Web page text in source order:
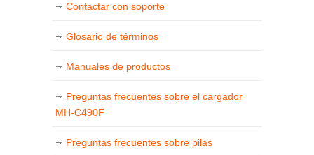
Contactar con soporte
Glosario de términos
Manuales de productos
Preguntas frecuentes sobre el cargador
MH-C490F
Preguntas frecuentes sobre pilas